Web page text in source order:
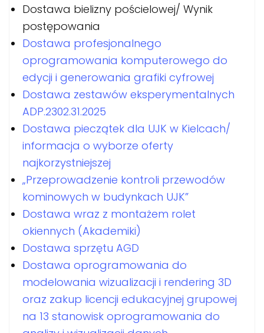
Dostawa bielizny pościelowej/ Wynik
postępowania
Dostawa profesjonalnego
oprogramowania komputerowego do
edycji i generowania grafiki cyfrowej
Dostawa zestawów eksperymentalnych
ADP.2302.31.2025
Dostawa pieczątek dla UJK w Kielcach/
informacja o wyborze oferty
najkorzystniejszej
„Przeprowadzenie kontroli przewodów
kominowych w budynkach UJK”
Dostawa wraz z montażem rolet
okiennych (Akademiki)
Dostawa sprzętu AGD
Dostawa oprogramowania do
modelowania wizualizacji i rendering 3D
oraz zakup licencji edukacyjnej grupowej
na 13 stanowisk oprogramowania do